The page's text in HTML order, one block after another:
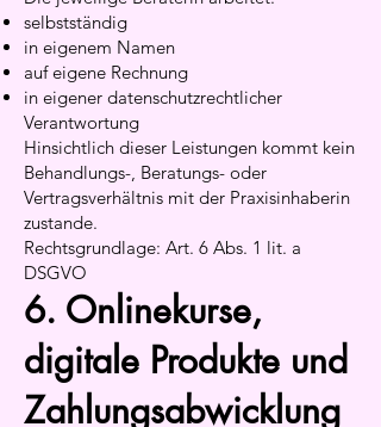
selbstständig
in eigenem Namen
auf eigene Rechnung
in eigener datenschutzrechtlicher
Verantwortung
Hinsichtlich dieser Leistungen kommt kein
Behandlungs-, Beratungs- oder
Vertragsverhältnis mit der Praxisinhaberin
zustande.
Rechtsgrundlage: Art. 6 Abs. 1 lit. a
DSGVO
6. Onlinekurse,
digitale Produkte und
Zahlungsabwicklung